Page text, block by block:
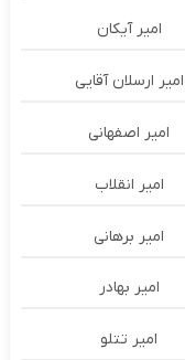
امیر آیکان
امیر ارسلان آقایی
امیر اصفهانی
امیر انقلاب
امیر برهانی
امیر بهادر
امیر تتلو